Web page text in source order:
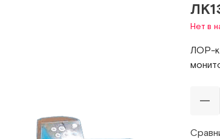
Нет в
ЛОР-